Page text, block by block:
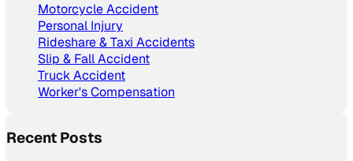
Motorcycle Accident
Personal Injury
Rideshare & Taxi Accidents
Slip & Fall Accident
Truck Accident
Worker's Compensation
Recent Posts